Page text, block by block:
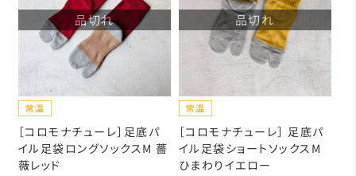
品切れ
［コロモナチューレ］足底パ
イル足袋ロングソックスM 薔
薇レッド
品切れ
［コロモナチューレ］ 足底パ
イル足袋ショートソックスM
ひまわりイエロー